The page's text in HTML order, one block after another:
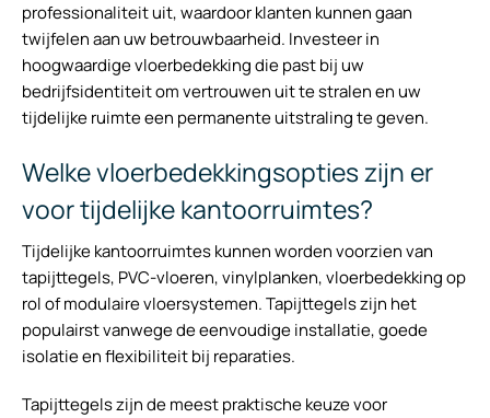
professionaliteit uit, waardoor klanten kunnen gaan
twijfelen aan uw betrouwbaarheid. Investeer in
hoogwaardige vloerbedekking die past bij uw
bedrijfsidentiteit om vertrouwen uit te stralen en uw
tijdelijke ruimte een permanente uitstraling te geven.
Welke vloerbedekkingsopties zijn er
voor tijdelijke kantoorruimtes?
Tijdelijke kantoorruimtes kunnen worden voorzien van
tapijttegels, PVC-vloeren, vinylplanken, vloerbedekking op
rol of modulaire vloersystemen. Tapijttegels zijn het
populairst vanwege de eenvoudige installatie, goede
isolatie en flexibiliteit bij reparaties.
Tapijttegels zijn de meest praktische keuze voor